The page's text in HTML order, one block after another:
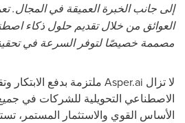
إلى جانب الخبرة العميقة في المجال.
العوائق من خلال تقديم حلول ذكاء
مصممة خصيصًا لتوفر السرعة في
لا تزال Asper.ai ملتزمة بدفع الابتكار
الاصطناعي التحويلية للشركات في
الأساس القوي والاستثمار المستمر،